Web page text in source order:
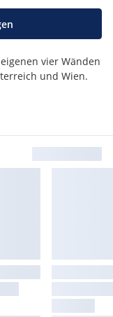
vier Wänden
und Wien.